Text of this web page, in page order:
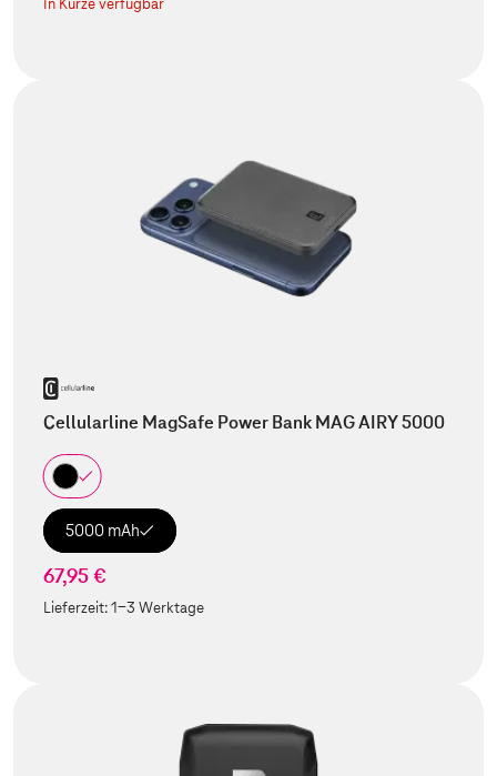
In Kürze verfügbar
Cellularline MagSafe Power Bank MAG AIRY 5000
5000 mAh
67,95 €
Lieferzeit:1-3 Werktage